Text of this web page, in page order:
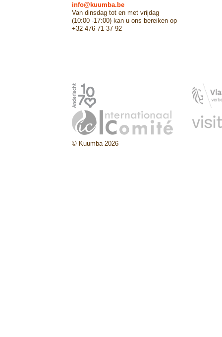
info@kuumba.be
Van dinsdag tot en met vrijdag
(10:00 -17:00) kan u ons bereiken op
+32 476 71 37 92
© Kuumba 2026